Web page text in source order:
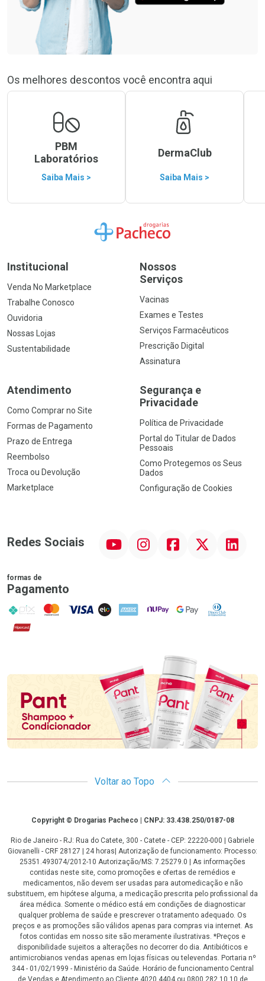
Os melhores descontos você encontra aqui
PBM
Laboratórios
Saiba Mais >
DermaClub
Saiba Mais >
Ir para a Home
Institucional
Venda No Marketplace
Trabalhe Conosco
Ouvidoria
Nossas Lojas
Sustentabilidade
Nossos
Serviços
Vacinas
Exames e Testes
Serviços Farmacêuticos
Prescrição Digital
Assinatura
Atendimento
Como Comprar no Site
Formas de Pagamento
Prazo de Entrega
Reembolso
Troca ou Devolução
Marketplace
Segurança e
Privacidade
Política de Privacidade
Portal do Titular de Dados
Pessoais
Como Protegemos os Seus
Dados
Configuração de Cookies
Redes Sociais InstagramFacebook Linkedin
formas de
Pagamento
PIX MasterCard
VISA ELO AMEX NuPay Google PayDiners Club
Hipercard
Promoção em Destaque
Voltar ao Topo
CopyrightCopyright © Drogarias Pacheco | CNPJ: 33.438.250/0187-08
Rio de Janeiro - RJ: Rua do Catete, 300 - Catete - CEP: 22220-000 | Gabriele
Giovanelli - CRF 28127 | 24 horas| Autorização de funcionamento: Processo:
25351.493074/2012-10 Autorização/MS: 7.25279.0 | As informações
contidas neste site, como promoções e ofertas de remédios e
medicamentos, não devem ser usadas para automedicação e não
substituem, em hipótese alguma, a medicação prescrita pelo profissional da
área médica. Somente o médico está em condições de diagnosticar
qualquer problema de saúde e prescrever o tratamento adequado. Os
preços e as promoções são válidos apenas para compras via internet. As
fotos contidas em nosso site são meramente ilustrativas. *Preços e
disponibilidade sujeitos a alterações no decorrer do dia. Antibióticos e
antimicrobianos vendas apenas em lojas físicas ou televendas. Portaria nº
344 - 01/02/1999 - Ministério da Saúde. Horário de funcionamento Central
de Vendas e Atendimento ao Cliente 4020 4404 ou 0800 282 10 10 de